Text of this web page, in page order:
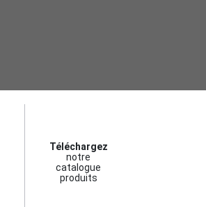
Téléchargez
notre
catalogue
produits